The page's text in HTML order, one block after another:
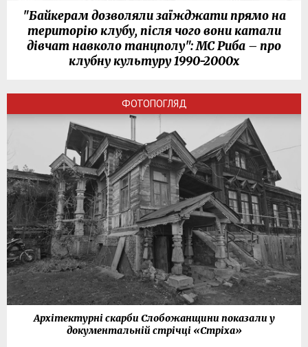
"Байкерам дозволяли заїжджати прямо на
територію клубу, після чого вони катали
дівчат навколо танцполу": МС Риба – про
клубну культуру 1990-2000х
ФОТОПОГЛЯД
Архітектурні скарби Слобожанщини показали у
документальній стрічці «Стріха»